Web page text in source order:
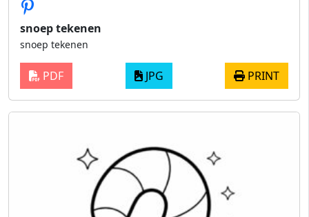
snoep tekenen
snoep tekenen
PDF JPG PRINT